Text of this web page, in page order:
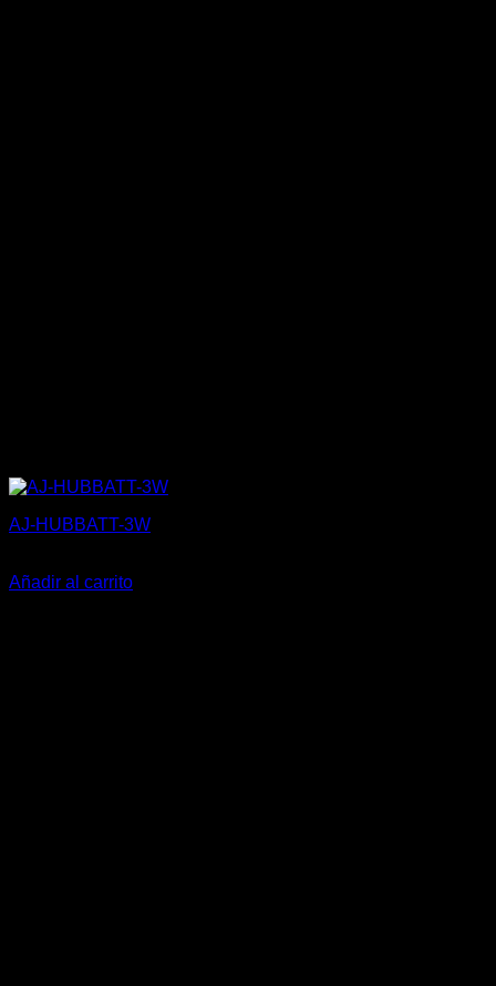
AJ-HUBBATT-3W
Añadir al carrito